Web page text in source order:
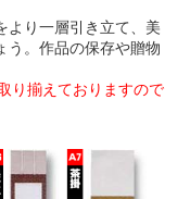
より一層引き立て、美
う。作品の保存や贈物
り揃えておりますので